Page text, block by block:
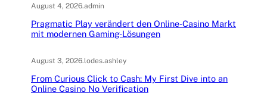
August 4, 2026.admin
Pragmatic Play verändert den Online-Casino Markt
mit modernen Gaming-Lösungen
August 3, 2026.lodes.ashley
From Curious Click to Cash: My First Dive into an
Online Casino No Verification